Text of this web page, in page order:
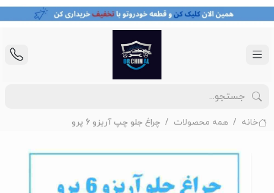
خانه همه محصولات چراغ جلو چپ آریزو 6 پرو